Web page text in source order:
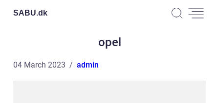
SABU.dk
opel
04 March 2023 admin